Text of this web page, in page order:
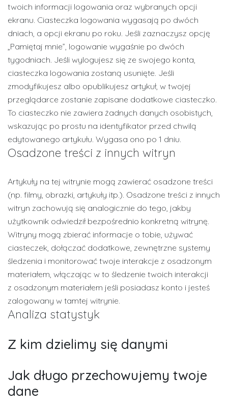
twoich informacji logowania oraz wybranych opcji
ekranu. Ciasteczka logowania wygasają po dwóch
dniach, a opcji ekranu po roku. Jeśli zaznaczysz opcję
„Pamiętaj mnie”, logowanie wygaśnie po dwóch
tygodniach. Jeśli wylogujesz się ze swojego konta,
ciasteczka logowania zostaną usunięte. Jeśli
zmodyfikujesz albo opublikujesz artykuł, w twojej
przeglądarce zostanie zapisane dodatkowe ciasteczko.
To ciasteczko nie zawiera żadnych danych osobistych,
wskazując po prostu na identyfikator przed chwilą
edytowanego artykułu. Wygasa ono po 1 dniu.
Osadzone treści z innych witryn
Artykuły na tej witrynie mogą zawierać osadzone treści
(np. filmy, obrazki, artykuły itp.). Osadzone treści z innych
witryn zachowują się analogicznie do tego, jakby
użytkownik odwiedził bezpośrednio konkretną witrynę.
Witryny mogą zbierać informacje o tobie, używać
ciasteczek, dołączać dodatkowe, zewnętrzne systemy
śledzenia i monitorować twoje interakcje z osadzonym
materiałem, włączając w to śledzenie twoich interakcji
z osadzonym materiałem jeśli posiadasz konto i jesteś
zalogowany w tamtej witrynie.
Analiza statystyk
Z kim dzielimy się danymi
Jak długo przechowujemy twoje
dane